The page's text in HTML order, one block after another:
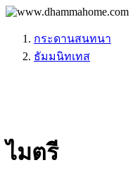
กระดานสนทนา
ธัมมนิทเทส
ไมตรี